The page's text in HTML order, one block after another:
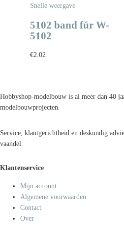
Snelle weergave
5102 band für W-
5102
€2.02
Hobbyshop-modelbouw is al meer dan 40
modelbouwprojecten.
Service, klantgerichtheid en deskundig
vaandel.
Klantenservice
Mijn account
Algemene voorwaarden
Contact
Over